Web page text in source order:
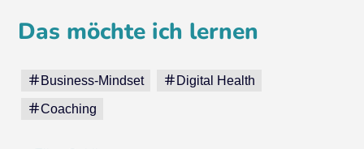
Das möchte ich lernen
Business-Mindset Digital Health
Coaching